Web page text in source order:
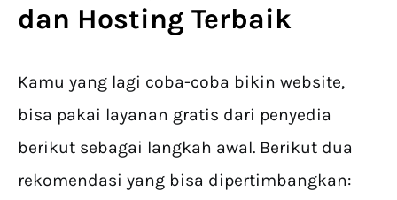
dan Hosting Terbaik
Kamu yang lagi coba-coba bikin website,
bisa pakai layanan gratis dari penyedia
berikut sebagai langkah awal. Berikut dua
rekomendasi yang bisa dipertimbangkan: